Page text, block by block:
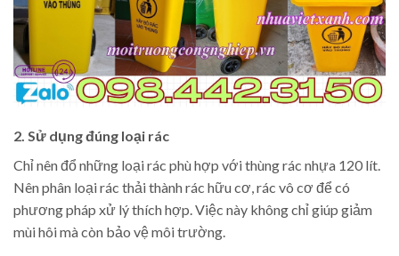
2. Sử dụng đúng loại rác
Chỉ nên đổ những loại rác phù hợp với thùng rác nhựa 120 lít.
Nên phân loại rác thải thành rác hữu cơ, rác vô cơ để có
phương pháp xử lý thích hợp. Việc này không chỉ giúp giảm
mùi hôi mà còn bảo vệ môi trường.